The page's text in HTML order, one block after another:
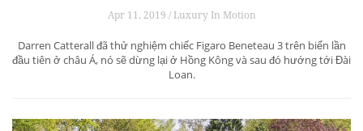
Apr 11, 2019 / Luxury In Motion
Darren Catterall đã thử nghiệm chiếc Figaro Beneteau 3 trên biển lần
đầu tiên ở châu Á, nó sẽ dừng lại ở Hồng Kông và sau đó hướng tới Đài
Loan.